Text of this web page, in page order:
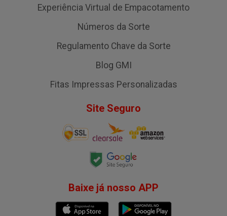
Experiência Virtual de Empacotamento
Números da Sorte
Regulamento Chave da Sorte
Blog GMI
Fitas Impressas Personalizadas
Site Seguro
Baixe já nosso APP